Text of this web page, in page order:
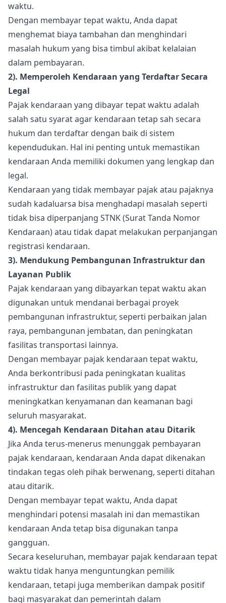
waktu.
Dengan membayar tepat waktu, Anda dapat
menghemat biaya tambahan dan menghindari
masalah hukum yang bisa timbul akibat kelalaian
dalam pembayaran.
2). Memperoleh Kendaraan yang Terdaftar Secara
Legal
Pajak kendaraan yang dibayar tepat waktu adalah
salah satu syarat agar kendaraan tetap sah secara
hukum dan terdaftar dengan baik di sistem
kependudukan. Hal ini penting untuk memastikan
kendaraan Anda memiliki dokumen yang lengkap dan
legal.
Kendaraan yang tidak membayar pajak atau pajaknya
sudah kadaluarsa bisa menghadapi masalah seperti
tidak bisa diperpanjang STNK (Surat Tanda Nomor
Kendaraan) atau tidak dapat melakukan perpanjangan
registrasi kendaraan.
3). Mendukung Pembangunan Infrastruktur dan
Layanan Publik
Pajak kendaraan yang dibayarkan tepat waktu akan
digunakan untuk mendanai berbagai proyek
pembangunan infrastruktur, seperti perbaikan jalan
raya, pembangunan jembatan, dan peningkatan
fasilitas transportasi lainnya.
Dengan membayar pajak kendaraan tepat waktu,
Anda berkontribusi pada peningkatan kualitas
infrastruktur dan fasilitas publik yang dapat
meningkatkan kenyamanan dan keamanan bagi
seluruh masyarakat.
4). Mencegah Kendaraan Ditahan atau Ditarik
Jika Anda terus-menerus menunggak pembayaran
pajak kendaraan, kendaraan Anda dapat dikenakan
tindakan tegas oleh pihak berwenang, seperti ditahan
atau ditarik.
Dengan membayar tepat waktu, Anda dapat
menghindari potensi masalah ini dan memastikan
kendaraan Anda tetap bisa digunakan tanpa
gangguan.
Secara keseluruhan, membayar pajak kendaraan tepat
waktu tidak hanya menguntungkan pemilik
kendaraan, tetapi juga memberikan dampak positif
bagi masyarakat dan pemerintah dalam